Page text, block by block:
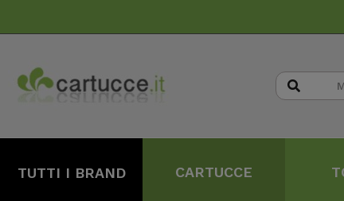
TUTTI I BRAND CARTUCCE